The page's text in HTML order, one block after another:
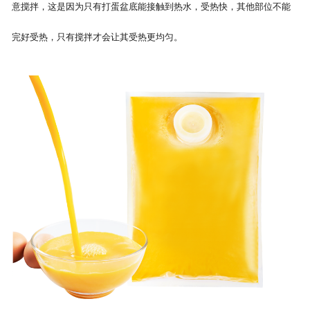
意搅拌，这是因为只有打蛋盆底能接触到热水，受热快，其他部位不能
完好受热，只有搅拌才会让其受热更均匀。